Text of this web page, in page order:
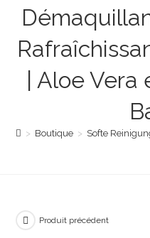
| Aloe Vera
> Boutique > Softe
Produit précédent